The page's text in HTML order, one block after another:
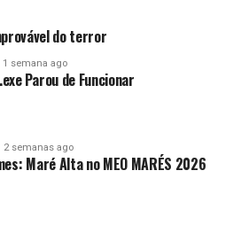
do terror
1 semana ago
Parou de Funcionar
2 semanas ago
Maré Alta no MEO MARÉS 2026